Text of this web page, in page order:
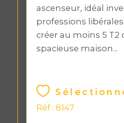
ascenseur, idéal
professions
créer au moins 5 T2
spacieuse maison...
Réf : 8147